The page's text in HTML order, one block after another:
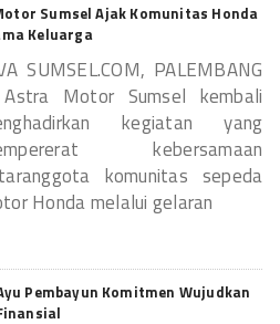
Sumsel Ajak Komunitas Honda
Keluarga
SUMSEL.COM, PALEMBANG
Motor Sumsel kembali
kegiatan yang
kebersamaan
komunitas sepeda
Honda melalui gelaran
Pembayun Komitmen Wujudkan